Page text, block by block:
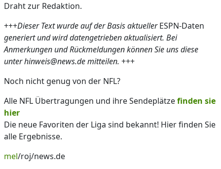
Draht zur Redaktion.
+++Dieser Text wurde auf der Basis aktuellerESPN-Daten
generiert und wird datengetrieben aktualisiert. Bei
Anmerkungen und Rückmeldungen können Sie uns diese
unter hinweis@news.de mitteilen. +++
Noch nicht genug von der NFL?
Alle NFL Übertragungen und ihre Sendeplätzefinden sie
hier
Die neue Favoriten der Liga sind bekannt! Hier finden Sie
alle Ergebnisse.
mel/roj/news.de